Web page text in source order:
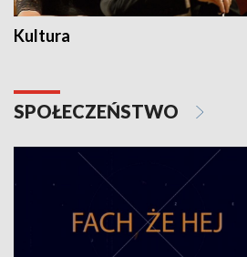
Kultura
SPOŁECZEŃSTWO